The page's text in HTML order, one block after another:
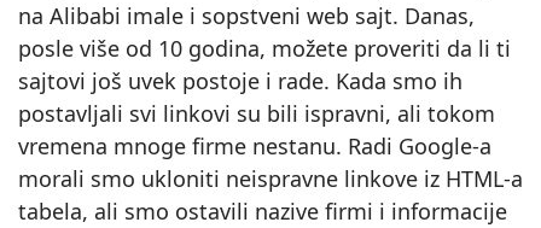
na Alibabi imale i sopstveni web sajt. Danas,
posle više od 10 godina, možete proveriti da li ti
sajtovi još uvek postoje i rade. Kada smo ih
postavljali svi linkovi su bili ispravni, ali tokom
vremena mnoge firme nestanu. Radi Google-a
morali smo ukloniti neispravne linkove iz HTML-a
tabela, ali smo ostavili nazive firmi i informacije